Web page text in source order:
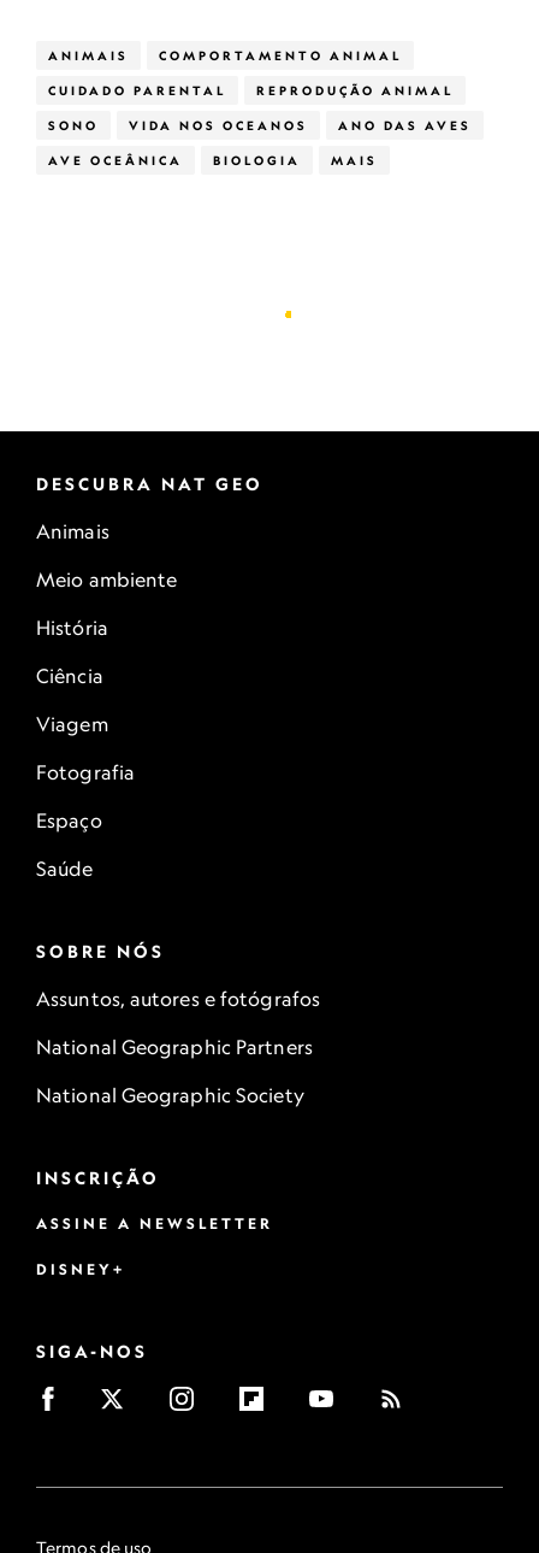
ANIMAIS COMPORTAMENTO ANIMAL
CUIDADO PARENTAL REPRODUÇÃO ANIMAL
SONO VIDA NOS OCEANOS ANO DAS AVES
AVE OCEÂNICA BIOLOGIA MAIS
DESCUBRA NAT GEO
Animais
Meio ambiente
História
Ciência
Viagem
Fotografia
Espaço
Saúde
SOBRE NÓS
Assuntos, autores e fotógrafos
National Geographic Partners
National Geographic Society
INSCRIÇÃO
ASSINE A NEWSLETTER
DISNEY+
SIGA-NOS
Termos de uso